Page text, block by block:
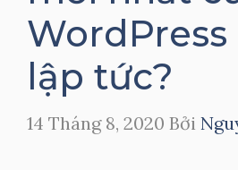
lập tức?
14 Tháng 8, 2020 Bởi